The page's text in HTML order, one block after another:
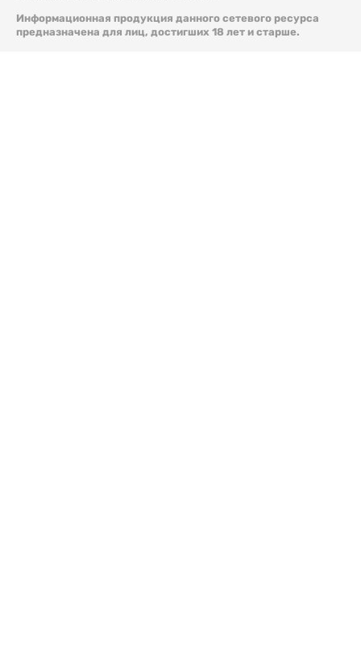
Информационная продукция данного сетевого ресурса
предназначена для лиц, достигших 18 лет и старше.